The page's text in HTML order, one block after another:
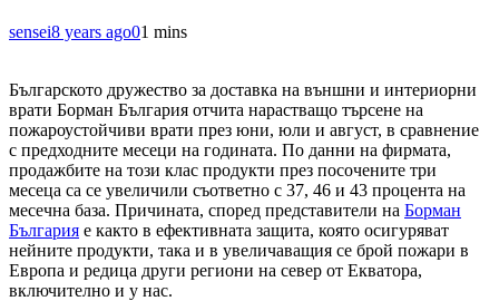
sensei8 years ago01 mins
Българското дружество за доставка на външни и интериорни
врати Борман България отчита нарастващо търсене на
пожароустойчиви врати през юни, юли и август, в сравнение
с предходните месеци на годината. По данни на фирмата,
продажбите на този клас продукти през посочените три
месеца са се увеличили съответно с 37, 46 и 43 процента на
месечна база. Причината, според представители на Борман
България е както в ефективната защита, която осигуряват
нейните продукти, така и в увеличаващия се брой пожари в
Европа и редица други региони на север от Екватора,
включително и у нас.